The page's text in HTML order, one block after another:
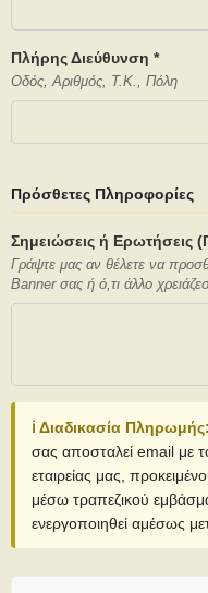
Πλήρης Διεύθυνση *
Οδός, Αριθμός, Τ.Κ., Πόλη
Πρόσθετες Πληροφορίες
Σημειώσεις ή Ερωτήσεις
Γράψτε μας αν θέλετε να
Banner σας ή ό,τι άλλο
ℹ️ Διαδικασία Πληρωμής:
σας αποσταλεί email με
εταιρείας μας,
μέσω τραπεζικού
ενεργοποιηθεί αμέσως